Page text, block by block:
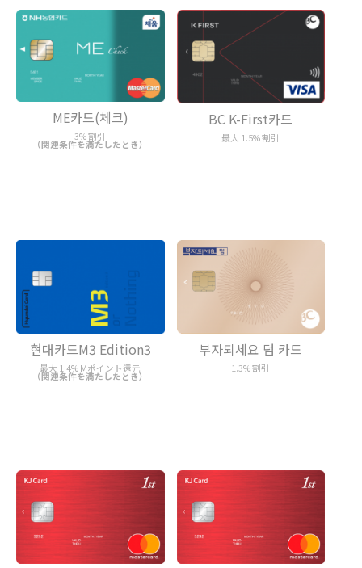
ME카드(체크)
3% 割引
（関連条件を満たしたとき）
BC K-First카드
最大 1.5% 割引
현대카드M3 Edition3
最大 1.4% Mポイント還元
（関連条件を満たしたとき）
부자되세요 덤 카드
1.3% 割引